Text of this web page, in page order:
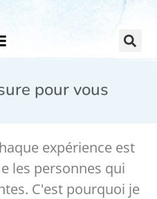
pour vous
expérience est
les personnes qui
C'est pourquoi je